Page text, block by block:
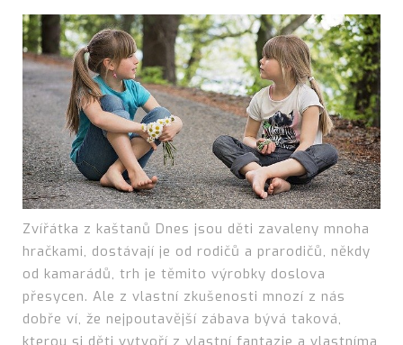
Zvířátka z kaštanů Dnes jsou děti zavaleny mnoha
hračkami, dostávají je od rodičů a prarodičů, někdy
od kamarádů, trh je těmito výrobky doslova
přesycen. Ale z vlastní zkušenosti mnozí z nás
dobře ví, že nejpoutavější zábava bývá taková,
kterou si děti vytvoří z vlastní fantazie a vlastníma